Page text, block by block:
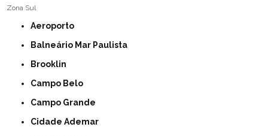
Zona Sul
Aeroporto
Balneário Mar Paulista
Brooklin
Campo Belo
Campo Grande
Cidade Ademar